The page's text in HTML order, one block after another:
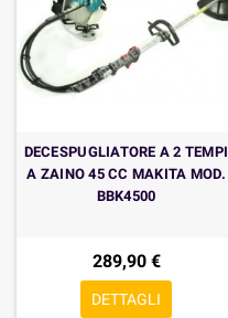
DECESPUGLIATORE A 2 TEMPI
A ZAINO 45 CC MAKITA MOD.
BBK4500
289,90 €
DETTAGLI